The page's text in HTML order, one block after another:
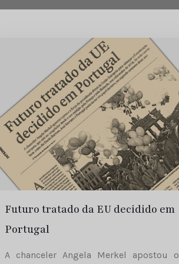
Futuro tratado da EU decidido em
Portugal
A chanceler Angela Merkel apostou o